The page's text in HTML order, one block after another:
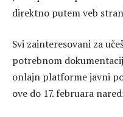
direktno putem veb
Svi zainteresovani za
potrebnom
onlajn platforme javni
ove do 17. februara